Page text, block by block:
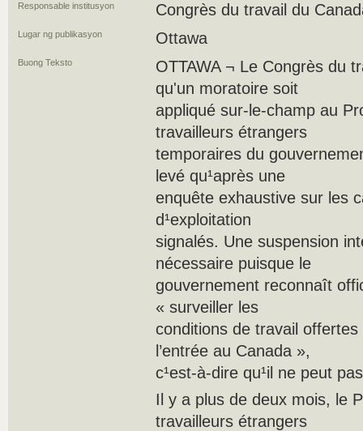
Responsable institusyon Congrès du travail du
Lugar ng publikasyon Ottawa
Buong Teksto
OTTAWA ¬ Le Congrès du
qu'un moratoire soit
appliqué sur-le-champ au
travailleurs étrangers
temporaires du
levé qu¹après une
enquête exhaustive sur les
d¹exploitation
signalés. Une suspension
nécessaire puisque le
gouvernement reconnaît
« surveiller les
conditions de travail
l’entrée au Canada »,
c¹est-à-dire qu¹il ne peut
Il y a plus de deux mois, le
travailleurs étrangers